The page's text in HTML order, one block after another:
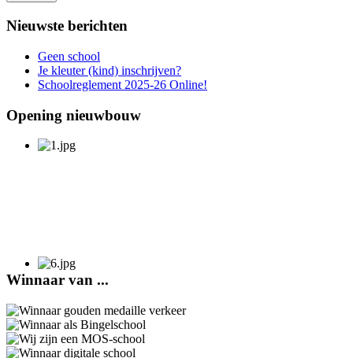
Nieuwste berichten
Geen school
Je kleuter (kind) inschrijven?
Schoolreglement 2025-26 Online!
Opening nieuwbouw
Winnaar van ...